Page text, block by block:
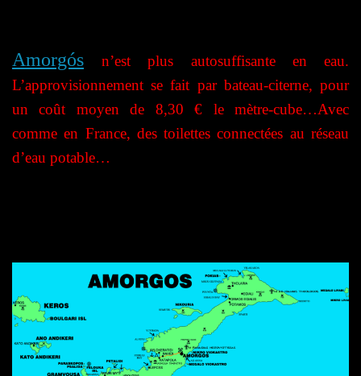
Amorgós
n’est plus autosuffisante en eau.
L’approvisionnement se fait par bateau-citerne, pour
un coût moyen de 8,30 € le mètre-cube…Avec
comme en France, des toilettes connectées au réseau
d’eau potable…